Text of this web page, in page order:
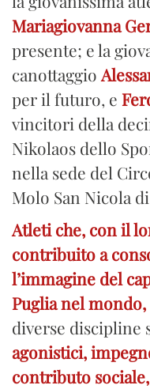
Mariagiovanna
presente; e la
canottaggio
per il futuro, e
vincitori della
Nikolaos dello
nella sede del
Molo San Nicola
Atleti che, con il
contribuito a
l’immagine del
Puglia nel mondo,
diverse discipline
agonistici,
contributo sociale,